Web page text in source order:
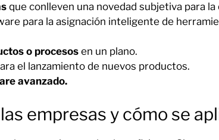
que conlleven una novedad subjetiva para la
para la asignación inteligente de
o procesos en un plano.
el lanzamiento de nuevos productos.
avanzado.
empresas y cómo se